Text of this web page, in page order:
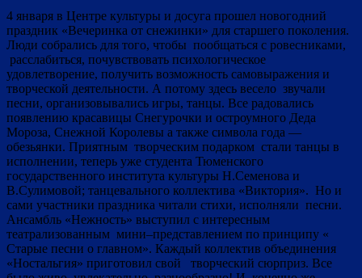
4 января в Центре культуры и досуга прошел новогодний
праздник «Вечеринка от снежинки» для старшего поколения.
Люди собрались для того, чтобы пообщаться с ровесниками,
расслабиться, почувствовать психологическое
удовлетворение, получить возможность самовыражения и
творческой деятельности. А потому здесь весело звучали
песни, организовывались игры, танцы. Все радовались
появлению красавицы Снегурочки и остроумного Деда
Мороза, Снежной Королевы а также символа года —
обезьянки. Приятным творческим подарком стали танцы в
исполнении, теперь уже студента Тюменского
государственного института культуры Н.Семенова и
В.Сулимовой; танцевального коллектива «Виктория». Но и
сами участники праздника читали стихи, исполняли песни.
Ансамбль «Нежность» выступил с интересным
театрализованным мини–представлением по принципу «
Старые песни о главном». Каждый коллектив объединения
«Ностальгия» приготовил свой творческий сюрприз. Все